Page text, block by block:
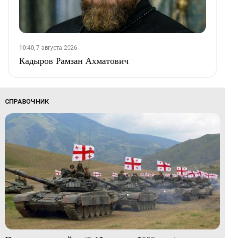
10:40, 7 августа 2026
Кадыров Рамзан Ахматович
СПРАВОЧНИК